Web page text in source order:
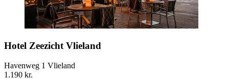
Hotel Zeezicht Vlieland
Havenweg 1 Vlieland
1.190 kr.